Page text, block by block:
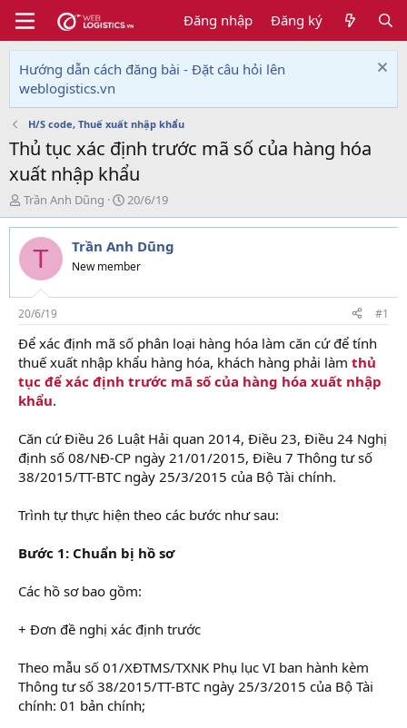
Đăng nhập Đăng ký
Hướng dẫn cách đăng bài - Đặt câu hỏi lên
weblogistics.vn
H/S code, Thuế xuất nhập khẩu
Thủ tục xác định trước mã số của hàng hóa
xuất nhập khẩu
T
h
r
e
d
s
t
a
r
t
e
r
Trần Anh Dũng
N
g
à
y
g
i
20/6/19
T Trần Anh Dũng
New member
20/6/19 #1
Để xác định mã số phân loại hàng hóa làm căn cứ để tính
thuế xuất nhập khẩu hàng hóa, khách hàng phải làm thủ
tục để xác định trước mã số của hàng hóa xuất nhập
khẩu.
Căn cứ Điều 26 Luật Hải quan 2014, Điều 23, Điều 24 Nghị
định số 08/NĐ-CP ngày 21/01/2015, Điều 7 Thông tư số
38/2015/TT-BTC ngày 25/3/2015 của Bộ Tài chính.
Trình tự thực hiện theo các bước như sau:
Bước 1: Chuẩn bị hồ sơ
Các hồ sơ bao gồm:
+ Đơn đề nghị xác định trước
Theo mẫu số 01/XĐTMS/TXNK Phụ lục VI ban hành kèm
Thông tư số 38/2015/TT-BTC ngày 25/3/2015 của Bộ Tài
chính: 01 bản chính;